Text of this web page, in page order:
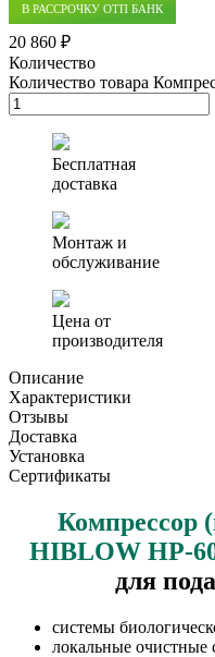
В РАССРОЧКУ ОТП БАНК
20 860 ₽
Количество
Количество товара
Бесплатная
доставка
Монтаж и
обслуживание
Цена от
производителя
Описание
Характеристики
Отзывы
Доставка
Установка
Сертификаты
Компрессор
HIBLOW HP-
для
системы
локальные